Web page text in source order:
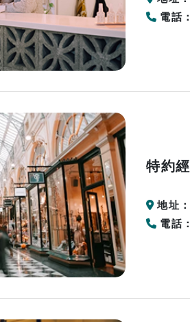
電話
特約
地址
電話